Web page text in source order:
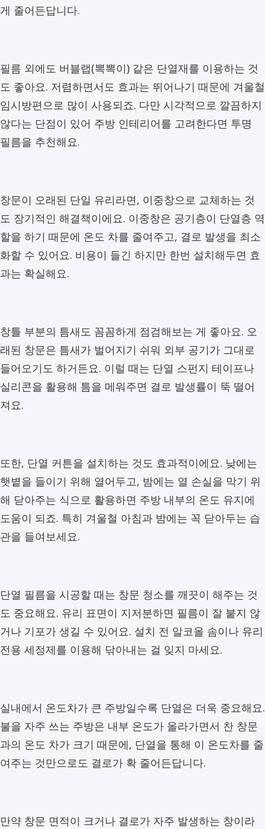
게 줄어든답니다.
필름 외에도 버블랩(뽁뽁이) 같은 단열재를 이용하는 것
도 좋아요. 저렴하면서도 효과는 뛰어나기 때문에 겨울철
임시방편으로 많이 사용되죠. 다만 시각적으로 깔끔하지
않다는 단점이 있어 주방 인테리어를 고려한다면 투명
필름을 추천해요.
창문이 오래된 단일 유리라면, 이중창으로 교체하는 것
도 장기적인 해결책이에요. 이중창은 공기층이 단열층 역
할을 하기 때문에 온도 차를 줄여주고, 결로 발생을 최소
화할 수 있어요. 비용이 들긴 하지만 한번 설치해두면 효
과는 확실해요.
창틀 부분의 틈새도 꼼꼼하게 점검해보는 게 좋아요. 오
래된 창문은 틈새가 벌어지기 쉬워 외부 공기가 그대로
들어오기도 하거든요. 이럴 때는 단열 스펀지 테이프나
실리콘을 활용해 틈을 메워주면 결로 발생률이 뚝 떨어
져요.
또한, 단열 커튼을 설치하는 것도 효과적이에요. 낮에는
햇볕을 들이기 위해 열어두고, 밤에는 열 손실을 막기 위
해 닫아주는 식으로 활용하면 주방 내부의 온도 유지에
도움이 되죠. 특히 겨울철 아침과 밤에는 꼭 닫아두는 습
관을 들여보세요.
단열 필름을 시공할 때는 창문 청소를 깨끗이 해주는 것
도 중요해요. 유리 표면이 지저분하면 필름이 잘 붙지 않
거나 기포가 생길 수 있어요. 설치 전 알코올 솜이나 유리
전용 세정제를 이용해 닦아내는 걸 잊지 마세요.
실내에서 온도차가 큰 주방일수록 단열은 더욱 중요해요.
불을 자주 쓰는 주방은 내부 온도가 올라가면서 찬 창문
과의 온도 차가 크기 때문에, 단열을 통해 이 온도차를 줄
여주는 것만으로도 결로가 확 줄어든답니다.
만약 창문 면적이 크거나 결로가 자주 발생하는 창이라